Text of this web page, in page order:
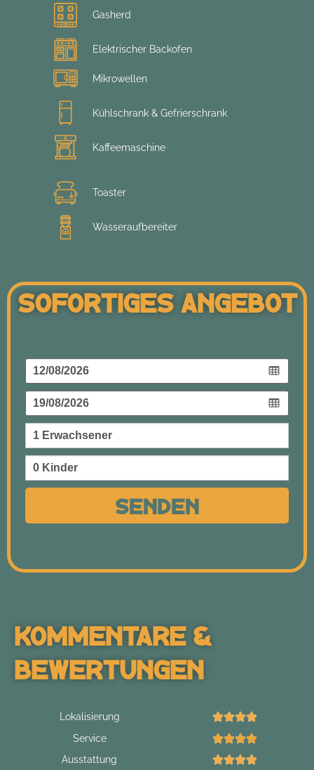
Gasherd
Elektrischer Backofen
Mikrowellen
Kühlschrank & Gefrierschrank
Kaffeemaschine
Toaster
Wasseraufbereiter
Sofortiges Angebot
Senden
Kommentare &
Bewertungen
Lokalisierung
Service
Ausstattung